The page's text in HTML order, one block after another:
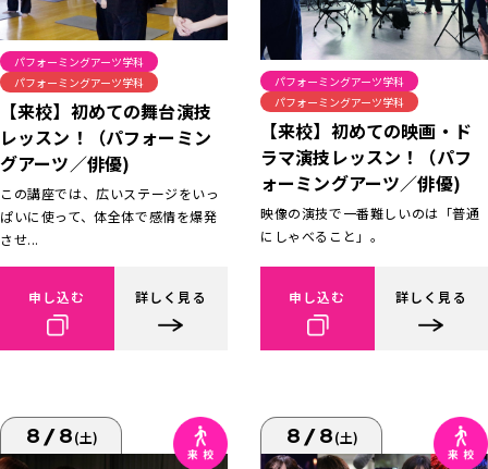
パフォーミングアーツ学科
パフォーミングアーツ学科
【来校】初めての舞台演技
レッスン！（パフォーミン
グアーツ／俳優)
この講座では、広いステージをいっ
ぱいに使って、体全体で感情を爆発
させ...
申し込む 詳しく見る
パフォーミングアーツ学科
パフォーミングアーツ学科
【来校】初めての映画・ド
ラマ演技レッスン！（パフ
ォーミングアーツ／俳優)
映像の演技で一番難しいのは「普通
にしゃべること」。
申し込む 詳しく見る
8/8(土) 8/8(土)